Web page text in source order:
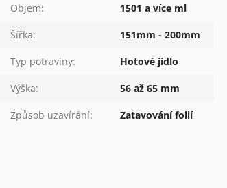
Objem: 1501 a více ml
Šířka: 151mm - 200mm
Typ potraviny: Hotové jídlo
Výška: 56 až 65 mm
Způsob uzavírání: Zatavování folií